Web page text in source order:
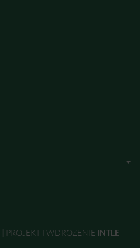
PROJEKT I WDROŻENIE INTLE